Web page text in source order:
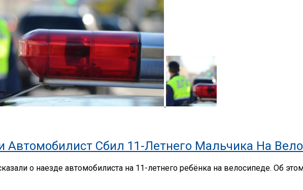
Автомобилист Сбил 11-Летнего Мальчика На
о наезде автомобилиста на 11-летнего ребёнка на велосипеде. Об